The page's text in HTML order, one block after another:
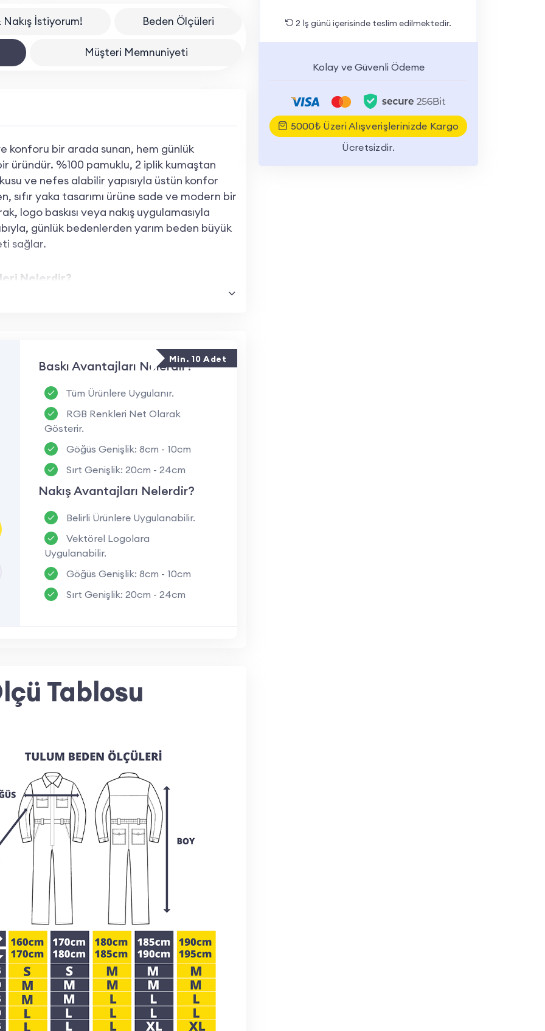
Nakış İstiyorum! Beden Ölçüleri
Müşteri Memnuniyeti
ve konforu bir arada sunan, hem günlük
üründür. %100 pamuklu, 2 iplik kumaştan
ve nefes alabilir yapısıyla üstün konfor
sıfır yaka tasarımı ürüne sade ve modern bir
logo baskısı veya nakış uygulamasıyla
günlük bedenlerden yarım beden büyük
sağlar.
Nelerdir?
konforlu bir kullanım sağlar.
baskı veya nakış yöntemiyle sweatshirt'e
bedenden yarım beden büyük
ve günlük yaşamda rahatlıkla tercih edilir.
farklı renk ve beden seçenekleriyle üretim
Alanları Nelerdir?
ve profesyonel bir görünüm sağlar.
etkinliklerde ve promosyon
dikkat çekici bir tercih sunar.
Gücü sloganıyla sizlere kaliteli ve
tercih etmeniz için bazı nedenler:
baskısı veya nakış uygulaması yapılabilir.
dostu ve dayanıklı 2 iplik kumaş kullanıyoruz.
hazırlanır ve teslim edilir.
ve renk seçenekleri sunuyoruz.
destek sağlıyoruz.
uygun fiyatlarla sunuyoruz.
Baskı Avantajları Nelerdir?
Tüm Ürünlere Uygulanır.
RGB Renkleri Net Olarak
Gösterir.
Göğüs Genişlik: 8cm - 10cm
Sırt Genişlik: 20cm - 24cm
Nakış Avantajları Nelerdir?
Belirli Ürünlere Uygulanabilir.
Vektörel Logolara
Uygulanabilir.
Göğüs Genişlik: 8cm - 10cm
Sırt Genişlik: 20cm - 24cm
Min. 10 Adet
Tablosu
2 İş günü içerisinde teslim edilmektedir.
Kolay ve Güvenli Ödeme
5000₺ Üzeri Alışverişlerinizde Kargo
Ücretsizdir.